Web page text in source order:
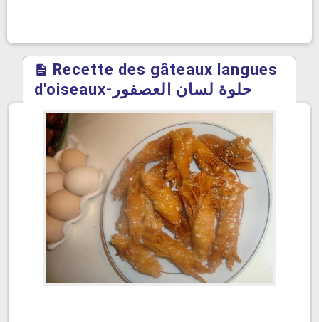
Recette des gâteaux langues
d'oiseaux-حلوة لسان العصفور